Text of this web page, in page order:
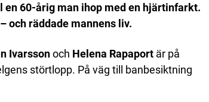
en 60-årig man ihop med en hjärtinfarkt.
och räddade mannens liv.
Ivarssonoch Helena Rapaport är på
störtlopp. På väg till banbesiktning